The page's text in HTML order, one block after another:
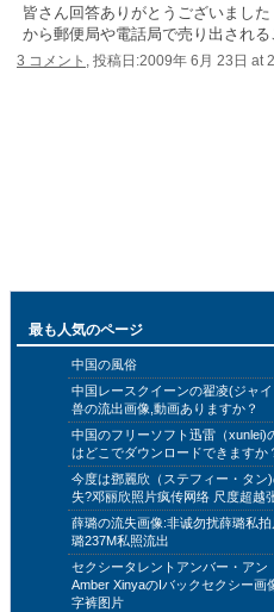
皆さん回答ありがとうございまし
から郵便局や電話局で売り出される
3 コメント, 投稿日:2009年 6月 23日 at
最も人気のページ
中国の風俗
中国レースクイーンの翟凌(ジャ
兽の流出画像,動画ありますか？
中国のフリーソフト迅雷（xunlei)
はどこでダウンロードできますか
今度は鄧麗欣（ステフィー・タン
失?邓丽欣照片疯传网络 尺度超越
薛璐の流失画像:非诚勿扰薛璐私
璐237M私照流出
セクシータレントアンバー・アン
Amber XinyaのIバックセクシー画
字裤图片